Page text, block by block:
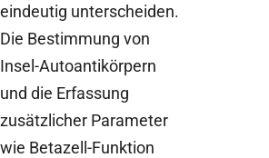
eindeutig unterscheiden.
Die Bestimmung von
Insel-Autoantikörpern
und die Erfassung
zusätzlicher Parameter
wie Betazell-Funktion